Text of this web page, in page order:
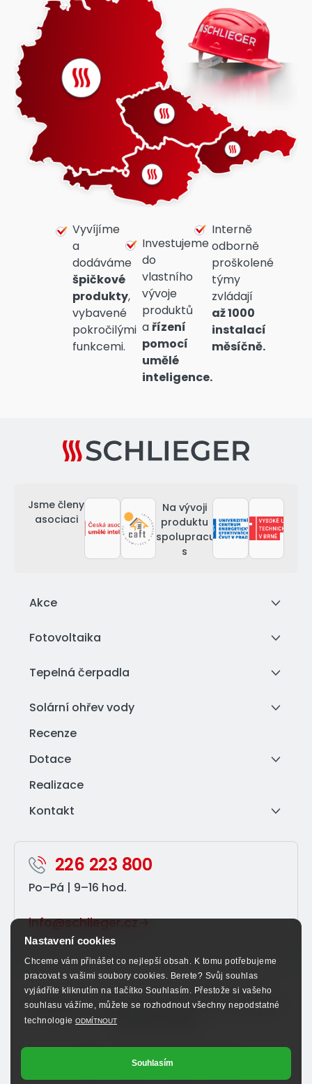
Nastavení cookies
Chceme vám přinášet co nejlepší obsah. K tomu potřebujeme
pracovat s vašimi soubory cookies. Berete? Svůj souhlas
vyjádříte kliknutím na tlačítko Souhlasím. Přestože si vašeho
souhlasu vážíme, můžete se rozhodnout všechny nepodstatné
technologie ODMÍTNOUT
Souhlasím
Vyvíjíme
a
dodáváme
špičkové
produkty,
vybavené
pokročilými
funkcemi.
Investujeme
do
vlastního
vývoje
produktů
a řízení
pomocí
umělé
inteligence.
Interně
odborně
proškolené
týmy
zvládají
až 1000
instalací
měsíčně.
Jsme členy
asociaci
Na vývoji
produktu
spolupracujeme
s
Akce
Fotovoltaika
Tepelná čerpadla
Solární ohřev vody
Recenze
Dotace
Realizace
Kontakt
226 223 800
Po–⁠Pá | 9–⁠16 hod.
info@schlieger.cz
Sledujte nás na sociálních sítích a nenechte si ujít
výhodné nabídky.